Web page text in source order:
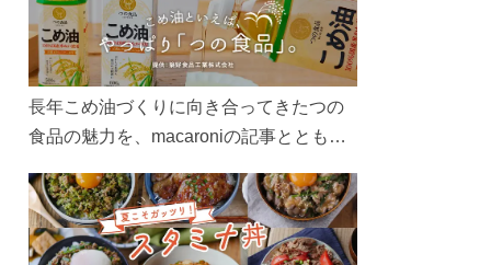
長年こめ油づくりに向き合ってきたつの
食品の魅力を、macaroniの記事とともに
ん、製造現場や品質へのこだわりまで。
こめ油をもっと好きになるコンテンツを
ぜひお楽しみください。